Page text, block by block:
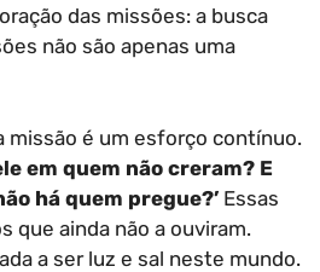
das missões: a busca
não são apenas uma
missão é um esforço contínuo.
em quem não creram? E
há quem pregue?’ Essas
que ainda não a ouviram.
a ser luz e sal neste mundo.